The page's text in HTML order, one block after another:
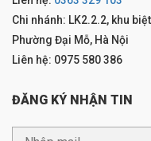
Chi nhánh: LK2.2.2, khu
Phường Đại Mỗ, Hà Nội
Liên hệ: 0975 580 386
ĐĂNG KÝ NHẬN TIN